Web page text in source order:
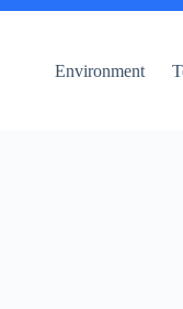
Environment